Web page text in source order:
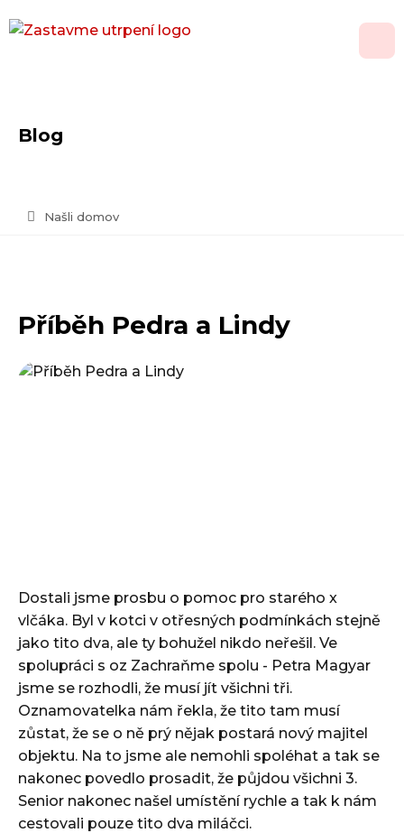
Vánoční přání
Blog
Našli domov
Příběh Pedra a Lindy
Dostali jsme prosbu o pomoc pro starého x
vlčáka. Byl v kotci v otřesných podmínkách stejně
jako tito dva, ale ty bohužel nikdo neřešil. Ve
spolupráci s oz Zachraňme spolu - Petra Magyar
jsme se rozhodli, že musí jít všichni tři.
Oznamovatelka nám řekla, že tito tam musí
zůstat, že se o ně prý nějak postará nový majitel
objektu. Na to jsme ale nemohli spoléhat a tak se
nakonec povedlo prosadit, že půjdou všichni 3.
Senior nakonec našel umístění rychle a tak k nám
cestovali pouze tito dva miláčci.